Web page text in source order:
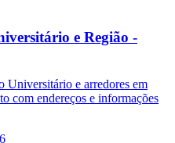
e Região -
Universitário e arredores em
com endereços e informações